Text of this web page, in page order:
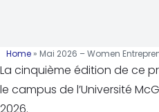
Home » Mai 2026 – Women
La cinquième édition de ce
le campus de l’Université